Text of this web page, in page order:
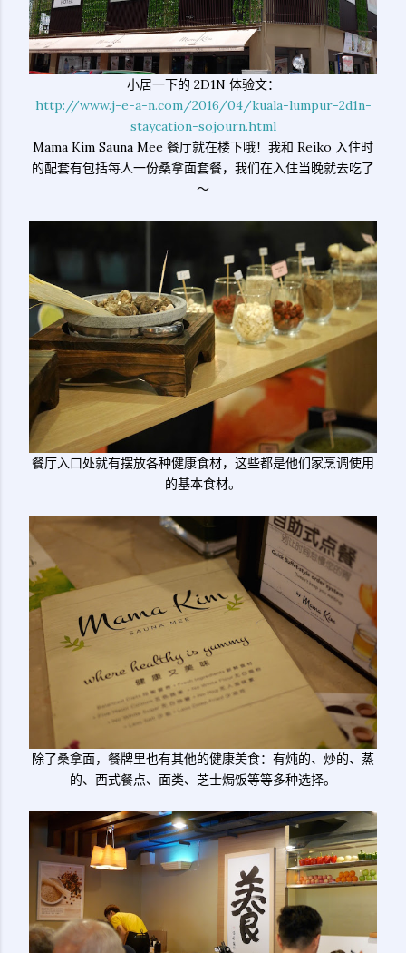
小居一下的 2D1N 体验文：
http://www.j-e-a-n.com/2016/04/kuala-lumpur-2d1n-
staycation-sojourn.html
Mama Kim Sauna Mee 餐厅就在楼下哦！我和 Reiko 入住时
的配套有包括每人一份桑拿面套餐，我们在入住当晚就去吃了
～
餐厅入口处就有摆放各种健康食材，这些都是他们家烹调使用
的基本食材。
除了桑拿面，餐牌里也有其他的健康美食：有炖的、炒的、蒸
的、西式餐点、面类、芝士焗饭等等多种选择。